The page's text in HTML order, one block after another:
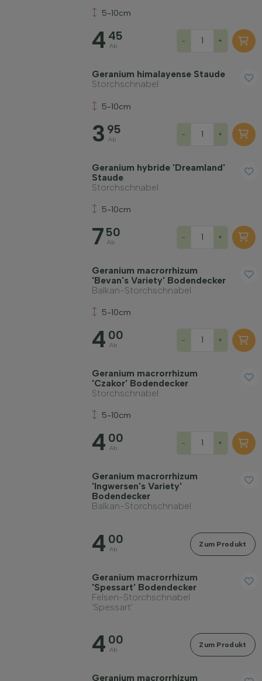
5-10cm
4 45
Ab
- +
Geranium himalayense Staude
Storchschnabel
5-10cm
3 95
Ab
- +
Geranium hybride 'Dreamland'
Staude
Storchschnabel
5-10cm
7 50
Ab
- +
Geranium macrorrhizum
'Bevan's Variety' Bodendecker
Balkan-Storchschnabel
5-10cm
4 00
Ab
- +
Geranium macrorrhizum
'Czakor' Bodendecker
Storchschnabel
5-10cm
4 00
Ab
- +
Geranium macrorrhizum
'Ingwersen's Variety'
Bodendecker
Balkan-Storchschnabel
4 00
Ab
Zum Produkt
Geranium macrorrhizum
'Spessart' Bodendecker
Felsen-Storchschnabel
'Spessart'
4 00
Ab
Zum Produkt
Geranium macrorrhizum